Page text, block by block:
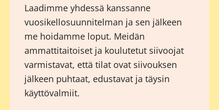
Laadimme yhdessä kanssanne
vuosikellosuunnitelman ja sen jälkeen
me hoidamme loput. Meidän
ammattitaitoiset ja koulutetut siivoojat
varmistavat, että tilat ovat siivouksen
jälkeen puhtaat, edustavat ja täysin
käyttövalmiit.